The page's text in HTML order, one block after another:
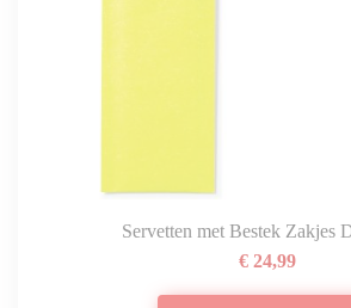
Servetten met Bestek Zakjes
€ 24,99